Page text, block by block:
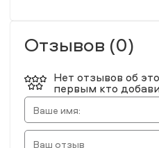
Отзывов (0)
Нет отзывов об
первым кто